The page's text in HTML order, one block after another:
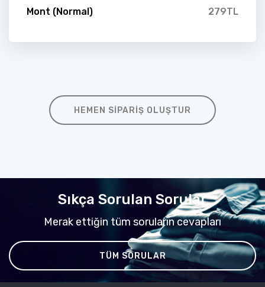
Mont (Normal) 279TL
HEMEN SIPARIŞ OLUŞTUR
Sıkça Sorulan Sorular
Merak ettiğin tüm soruların cevapları
TÜM SORULAR